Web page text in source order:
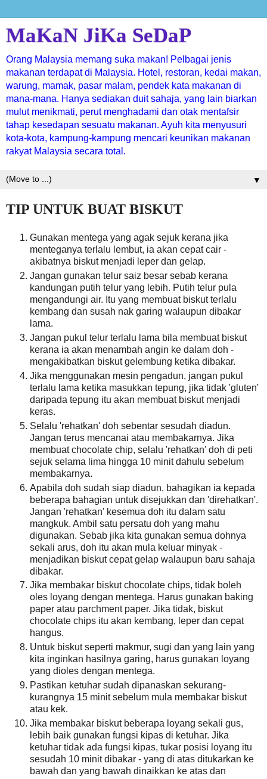
MaKaN JiKa SeDaP
Orang Malaysia memang suka makan! Pelbagai jenis
makanan terdapat di Malaysia. Hotel, restoran, kedai makan,
warung, mamak, pasar malam, pendek kata makanan di
mana-mana. Hanya sediakan duit sahaja, yang lain biarkan
mulut menikmati, perut menghadami dan otak mentafsir
tahap kesedapan sesuatu makanan. Ayuh kita menyusuri
kota-kota, kampung-kampung mencari keunikan makanan
rakyat Malaysia secara total.
▼
TIP UNTUK BUAT BISKUT
Gunakan mentega yang agak sejuk kerana jika
menteganya terlalu lembut, ia akan cepat cair -
akibatnya biskut menjadi leper dan gelap.
Jangan gunakan telur saiz besar sebab kerana
kandungan putih telur yang lebih. Putih telur pula
mengandungi air. Itu yang membuat biskut terlalu
kembang dan susah nak garing walaupun dibakar
lama.
Jangan pukul telur terlalu lama bila membuat biskut
kerana ia akan menambah angin ke dalam doh -
mengakibatkan biskut gelembung ketika dibakar.
Jika menggunakan mesin pengadun, jangan pukul
terlalu lama ketika masukkan tepung, jika tidak 'gluten'
daripada tepung itu akan membuat biskut menjadi
keras.
Selalu 'rehatkan' doh sebentar sesudah diadun.
Jangan terus mencanai atau membakarnya. Jika
membuat chocolate chip, selalu 'rehatkan' doh di peti
sejuk selama lima hingga 10 minit dahulu sebelum
membakarnya.
Apabila doh sudah siap diadun, bahagikan ia kepada
beberapa bahagian untuk disejukkan dan 'direhatkan'.
Jangan 'rehatkan' kesemua doh itu dalam satu
mangkuk. Ambil satu persatu doh yang mahu
digunakan. Sebab jika kita gunakan semua dohnya
sekali arus, doh itu akan mula keluar minyak -
menjadikan biskut cepat gelap walaupun baru sahaja
dibakar.
Jika membakar biskut chocolate chips, tidak boleh
oles loyang dengan mentega. Harus gunakan baking
paper atau parchment paper. Jika tidak, biskut
chocolate chips itu akan kembang, leper dan cepat
hangus.
Untuk biskut seperti makmur, sugi dan yang lain yang
kita inginkan hasilnya garing, harus gunakan loyang
yang dioles dengan mentega.
Pastikan ketuhar sudah dipanaskan sekurang-
kurangnya 15 minit sebelum mula membakar biskut
atau kek.
Jika membakar biskut beberapa loyang sekali gus,
lebih baik gunakan fungsi kipas di ketuhar. Jika
ketuhar tidak ada fungsi kipas, tukar posisi loyang itu
sesudah 10 minit dibakar - yang di atas ditukarkan ke
bawah dan yang bawah dinaikkan ke atas dan